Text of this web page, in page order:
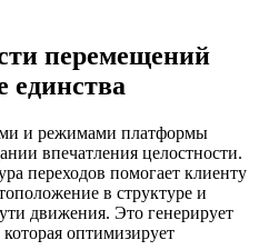
перемещений
единства
и режимами платформы
впечатления целостности.
переходов помогает клиенту
в структуре и
движения. Это генерирует
оптимизирует